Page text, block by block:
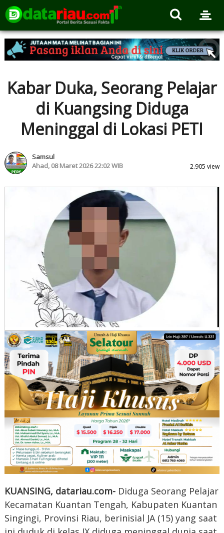
Kabar Duka, Seorang Pelajar
di Kuangsing Diduga
Meninggal di Lokasi PETI
Samsul
Ahad, 08 Maret 2026 22:02 WIB
2.905 view
KUANSING, datariau.com- Diduga Seorang Pelajar
Kecamatan Kuantan Tengah, Kabupaten Kuantan
Singingi, Provinsi Riau, berinisial JA (15) yang saat